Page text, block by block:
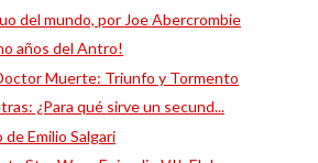
del mundo, por Joe Abercrombie
años del Antro!
Muerte: Triunfo y Tormento
¿Para qué sirve un secund...
Emilio Salgari